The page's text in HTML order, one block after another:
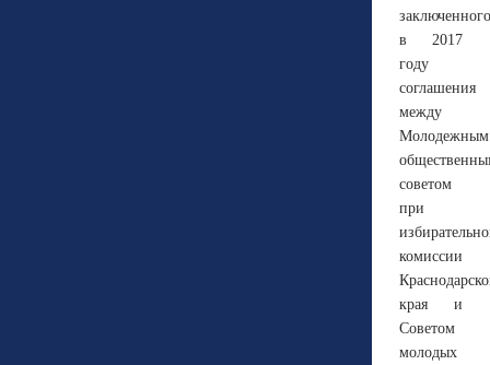
заключенного
в 2017
году
соглашения
между
Молодежным
советом
при
комиссии
края и
Советом
молодых